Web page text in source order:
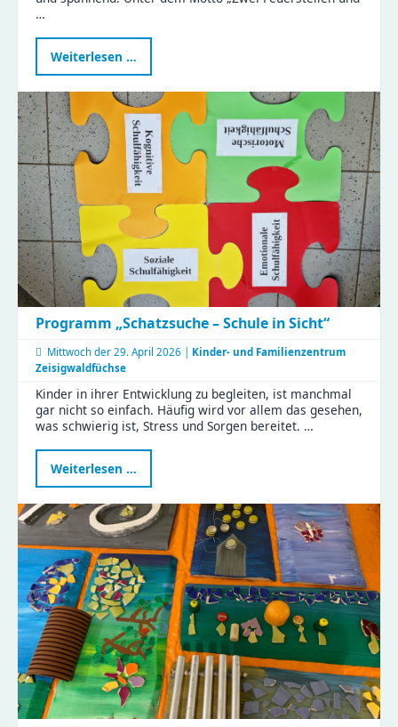
…
Weiterlesen …
kochen
Naturkinderhaus
Esche
Programm „Schatzsuche – Schule in Sicht“
Mittwoch der 29. April 2026 | Kinder- und Familienzentrum
Zeisigwaldfüchse
Kinder in ihrer Entwicklung zu begleiten, ist manchmal
gar nicht so einfach. Häufig wird vor allem das gesehen,
was schwierig ist, Stress und Sorgen bereitet. …
Weiterlesen …
„Schatzsuche
–
Schule
in
Sicht“